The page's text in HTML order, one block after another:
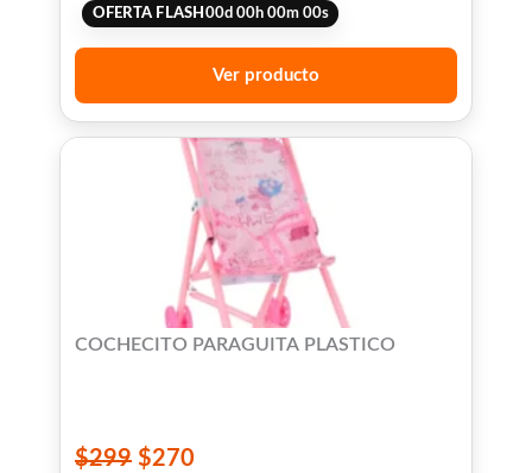
OFERTA FLASH 00d 00h 00m 00s
Ver producto
COCHECITO PARAGUITA PLASTICO
$299 $270